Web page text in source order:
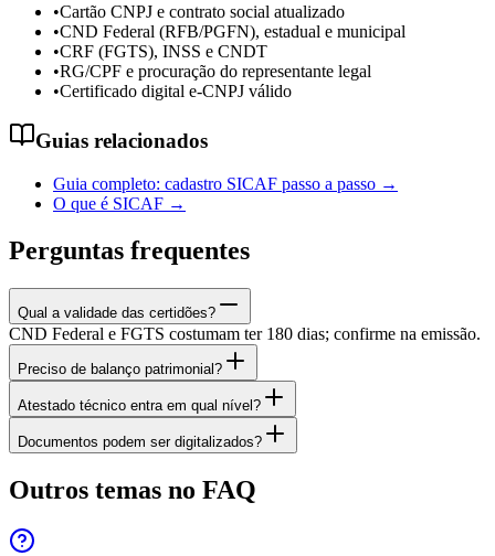
•Cartão CNPJ e contrato social atualizado
•CND Federal (RFB/PGFN), estadual e municipal
•CRF (FGTS), INSS e CNDT
•RG/CPF e procuração do representante legal
•Certificado digital e-CNPJ válido
Guias relacionados
Guia completo: cadastro SICAF passo a passo →
O que é SICAF →
Perguntas frequentes
Qual a validade das certidões?
CND Federal e FGTS costumam ter 180 dias; confirme na emissão.
Preciso de balanço patrimonial?
Atestado técnico entra em qual nível?
Documentos podem ser digitalizados?
Outros temas no FAQ